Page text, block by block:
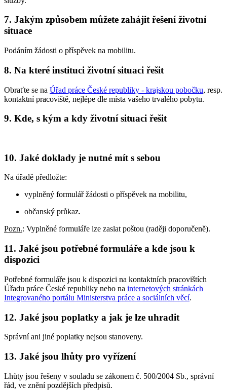
7. Jakým způsobem můžete zahájit řešení životní
situace
Podáním žádosti o příspěvek na mobilitu.
8. Na které instituci životní situaci řešit
Obraťte se na Úřad práce České republiky - krajskou pobočku, resp.
kontaktní pracoviště, nejlépe dle místa vašeho trvalého pobytu.
9. Kde, s kým a kdy životní situaci řešit
10. Jaké doklady je nutné mít s sebou
Na úřadě předložte:
vyplněný formulář žádosti o příspěvek na mobilitu,
občanský průkaz.
Pozn.: Vyplněné formuláře lze zaslat poštou (raději doporučeně).
11. Jaké jsou potřebné formuláře a kde jsou k
dispozici
Potřebné formuláře jsou k dispozici na kontaktních pracovištích
Úřadu práce České republiky nebo na internetových stránkách
Integrovaného portálu Ministerstva práce a sociálních věcí.
12. Jaké jsou poplatky a jak je lze uhradit
Správní ani jiné poplatky nejsou stanoveny.
13. Jaké jsou lhůty pro vyřízení
Lhůty jsou řešeny v souladu se zákonem č. 500/2004 Sb., správní
řád, ve znění pozdějších předpisů.